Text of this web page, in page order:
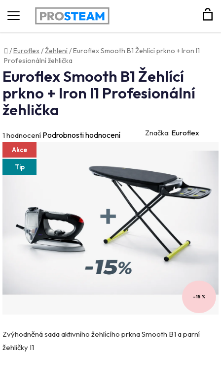
Hledat
Domů
/Euroflex/Žehlení/Euroflex Smooth B1 Žehlící prkno + Iron I1
Profesionální žehlička
Zvýhodněná sada aktivního žehlícího prkna Smooth B1 a parní
žehličky I1
Euroflex Smooth B1 Žehlící
prkno + Iron I1 Profesionální
žehlička
Průměrné
hodnocení
produktu
je
hvězdiček.
1 hodnocení Podrobnosti hodnocení Značka: Euroflex
Akce
Tip
–15 %